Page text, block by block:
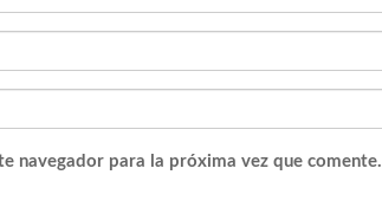
navegador para la próxima vez que comente.